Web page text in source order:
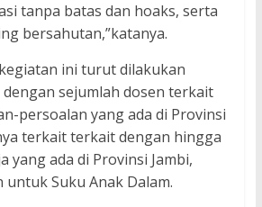
tanpa batas dan hoaks, serta
bersahutan,”katanya.
ini turut dilakukan
sejumlah dosen terkait
persoalan yang ada di Provinsi
terkait terkait dengan hingga
yang ada di Provinsi Jambi,
Suku Anak Dalam.